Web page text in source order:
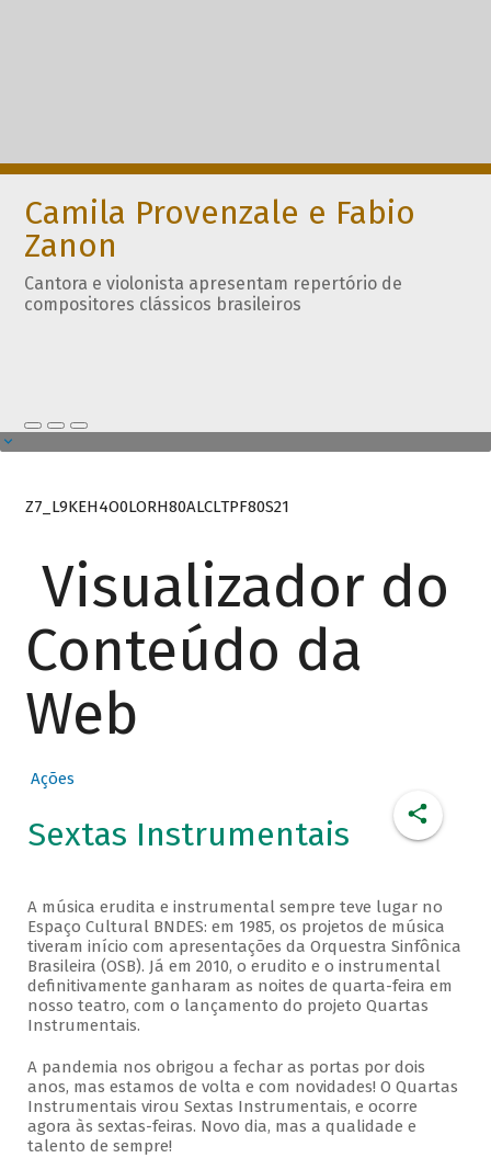
Camila Provenzale e Fabio
Zanon
Cantora e violonista apresentam repertório de
compositores clássicos brasileiros
Z7_L9KEH4O0LORH80ALCLTPF80S21
Visualizador do
Conteúdo da
Web
Ações
Sextas Instrumentais
A música erudita e instrumental sempre teve lugar no
Espaço Cultural BNDES: em 1985, os projetos de música
tiveram início com apresentações da Orquestra Sinfônica
Brasileira (OSB). Já em 2010, o erudito e o instrumental
definitivamente ganharam as noites de quarta-feira em
nosso teatro, com o lançamento do projeto Quartas
Instrumentais.
A pandemia nos obrigou a fechar as portas por dois
anos, mas estamos de volta e com novidades! O Quartas
Instrumentais virou Sextas Instrumentais, e ocorre
agora às sextas-feiras. Novo dia, mas a qualidade e
talento de sempre!